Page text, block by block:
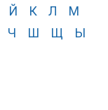
Й К Л
М
Ч Ш Щ
Ы